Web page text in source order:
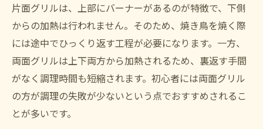
片面グリルは、上部にバーナーがあるのが特徴で、下側
からの加熱は行われません。そのため、焼き鳥を焼く際
には途中でひっくり返す工程が必要になります。一方、
両面グリルは上下両方から加熱されるため、裏返す手間
がなく調理時間も短縮されます。初心者には両面グリル
の方が調理の失敗が少ないという点でおすすめされるこ
とが多いです。